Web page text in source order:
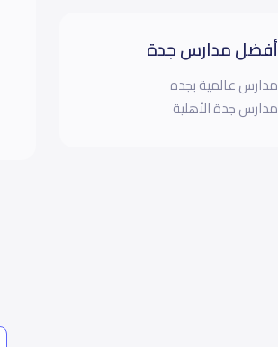
أفضل مدارس جدة
مدارس عالمية بجده
مدارس جدة الأهلية